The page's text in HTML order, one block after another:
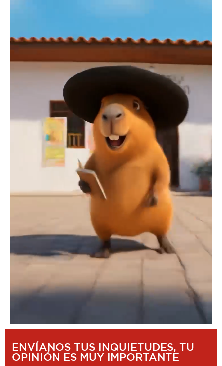
ENVÍANOS TUS INQUIETUDES, TU
OPINIÓN ES MUY IMPORTANTE